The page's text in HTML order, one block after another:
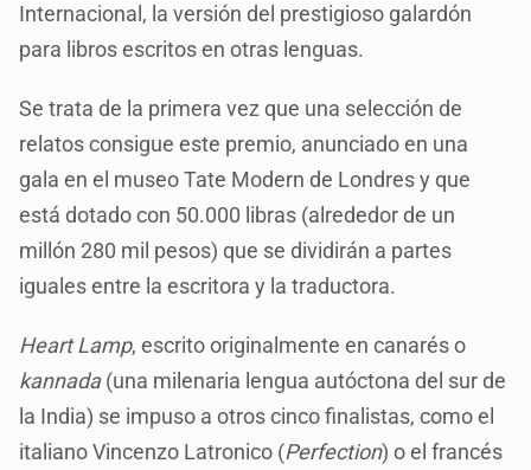
Internacional, la versión del prestigioso galardón
para libros escritos en otras lenguas.
Se trata de la primera vez que una selección de
relatos consigue este premio, anunciado en una
gala en el museo Tate Modern de Londres y que
está dotado con 50.000 libras (alrededor de un
millón 280 mil pesos) que se dividirán a partes
iguales entre la escritora y la traductora.
Heart Lamp, escrito originalmente en canarés o
kannada(una milenaria lengua autóctona del sur de
la India) se impuso a otros cinco finalistas, como el
italiano Vincenzo Latronico (Perfection) o el francés